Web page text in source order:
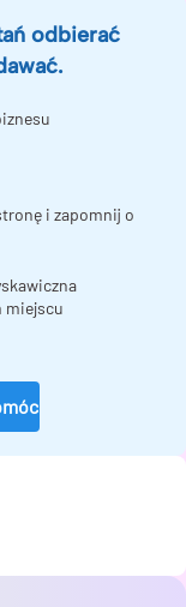
odbierać
i zapomnij o
miejscu